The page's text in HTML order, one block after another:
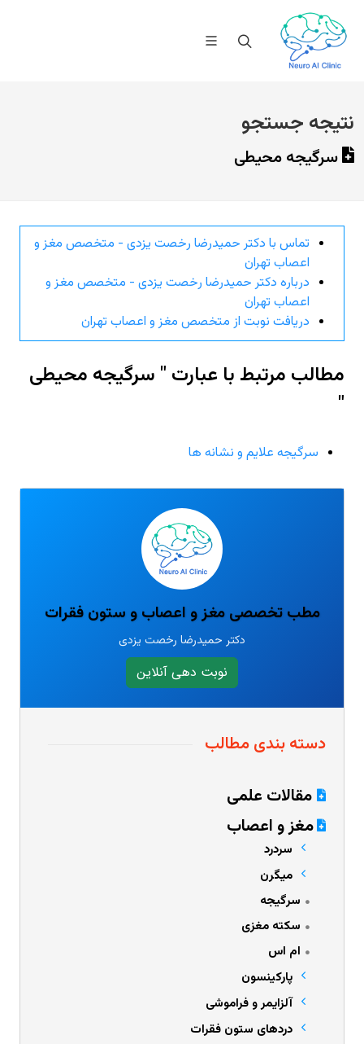
نتیجه جستجو
سرگیجه محیطی
تماس با دکتر حمیدرضا رخصت یزدی - متخصص مغز و
اعصاب تهران
درباره دکتر حمیدرضا رخصت یزدی - متخصص مغز و
اعصاب تهران
دریافت نوبت از متخصص مغز و اعصاب تهران
مطالب مرتبط با عبارت " سرگیجه محیطی
"
سرگیجه علایم و نشانه ها
مطب تخصصی مغز و اعصاب و ستون فقرات
دکتر حمیدرضا رخصت یزدی
نوبت دهی آنلاین
دسته بندی مطالب
مقالات علمی
مغز و اعصاب
سردرد
میگرن
سرگیجه
سکته مغزی
ام اس
پارکینسون
آلزایمر و فراموشی
دردهای ستون فقرات